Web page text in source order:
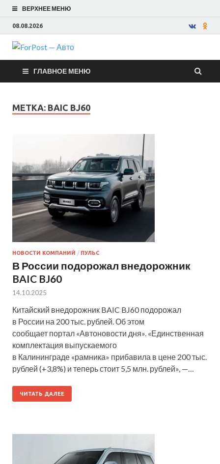
ВЕРХНЕЕ МЕНЮ
08.08.2026
ForPost —
Авто
ГЛАВНОЕ МЕНЮ
МЕТКА: BAIC BJ60
НОВОСТИ КОМПАНИЙ / ПУЛЬС
В России подорожал внедорожник
BAIC BJ60
14.10.2025
Китайский внедорожник BAIC BJ60 подорожал
в России на 200 тыс. рублей. Об этом
сообщает портал «Автоновости дня». «Единственная
комплектация выпускаемого
в Калининграде «рамника» прибавила в цене 200 тыс.
рублей (+3,8%) и теперь стоит 5,5 млн. рублей», —…
ЧИТАТЬ ДАЛЕЕ